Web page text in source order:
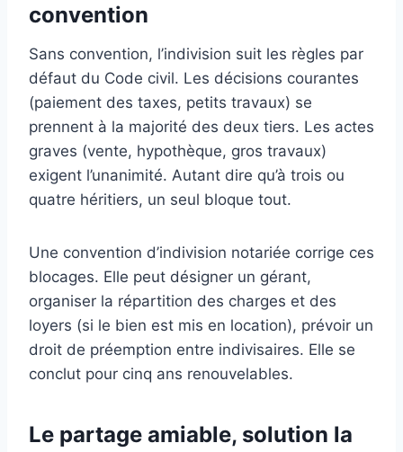
convention
Sans convention, l’indivision suit les règles par
défaut du Code civil. Les décisions courantes
(paiement des taxes, petits travaux) se
prennent à la majorité des deux tiers. Les actes
graves (vente, hypothèque, gros travaux)
exigent l’unanimité. Autant dire qu’à trois ou
quatre héritiers, un seul bloque tout.
Une convention d’indivision notariée corrige ces
blocages. Elle peut désigner un gérant,
organiser la répartition des charges et des
loyers (si le bien est mis en location), prévoir un
droit de préemption entre indivisaires. Elle se
conclut pour cinq ans renouvelables.
Le partage amiable, solution la